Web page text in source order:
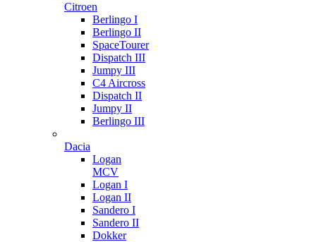
Citroen
Berlingo I
Berlingo II
SpaceTourer
Dispatch III
Jumpy III
C4 Aircross
Dispatch II
Jumpy II
Berlingo III
Dacia
Logan
MCV
Logan I
Logan II
Sandero I
Sandero II
Dokker